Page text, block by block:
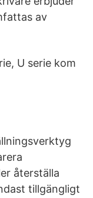
av
U serie kom
återställa
tillgängligt